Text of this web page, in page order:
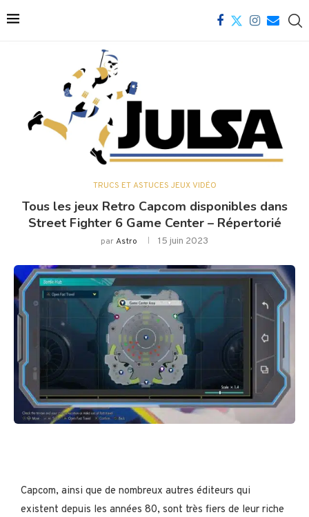
TRUCS ET ASTUCES JEUX VIDÉO
Tous les jeux Retro Capcom disponibles dans
Street Fighter 6 Game Center – Répertorié
parAstro 15 juin 2023
Capcom, ainsi que de nombreux autres éditeurs qui
existent depuis les années 80, sont très fiers de leur riche